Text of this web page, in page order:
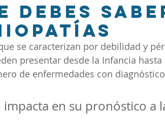
debes
se caracterizan por debilidad y
presentar desde la Infancia
de enfermedades con
en su pronóstico a